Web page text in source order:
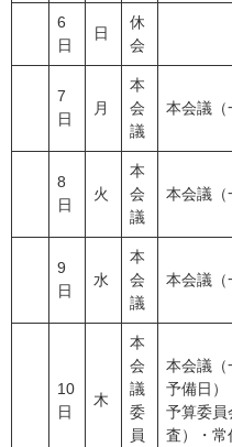
6
日
日
休
会
7
日
月
本
会
議
本会議（
8
日
火
本
会
議
本会議（
9
日
水
本
会
議
本会議（
10
日
木
本
会
議
委
員
本会議（
予備日）
予算委員
査）・常